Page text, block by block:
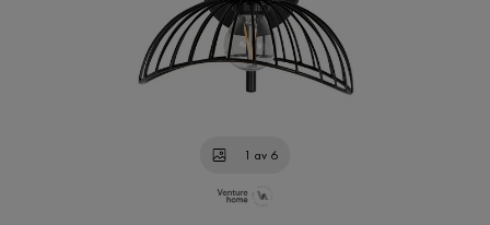
1 av 6